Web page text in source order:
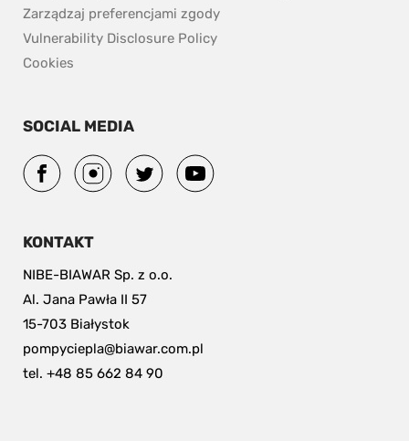
Zarządzaj preferencjami zgody
Vulnerability Disclosure Policypdf, 153.9 kB.
Cookies
SOCIAL MEDIA
KONTAKT
NIBE-BIAWAR Sp. z o.o.
Al. Jana Pawła II 57
15-703 Białystok
pompyciepla@biawar.com.pl
tel. +48 85 662 84 90